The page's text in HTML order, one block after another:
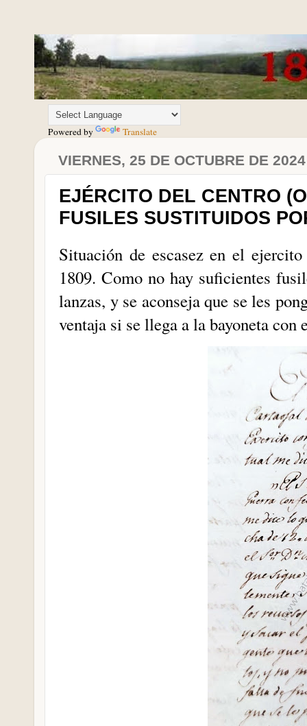
Powered by Translate
VIERNES, 25 DE OCTUBRE DE 2024
EJÉRCITO DEL CENTRO
FUSILES SUSTITUIDOS
Situación de escasez en el
1809. Como no hay suficientes
lanzas, y se aconseja que se les
ventaja si se llega a la bayoneta con